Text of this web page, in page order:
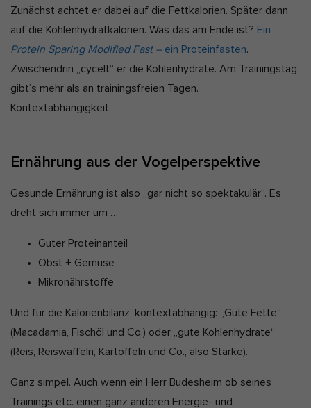
Zunächst achtet er dabei auf die Fettkalorien. Später dann
auf die Kohlenhydratkalorien. Was das am Ende ist? Ein
Protein Sparing Modified Fast – ein Proteinfasten.
Zwischendrin „cycelt“ er die Kohlenhydrate. Am Trainingstag
gibt’s mehr als an trainingsfreien Tagen.
Kontextabhängigkeit.
Ernährung aus der Vogelperspektive
Gesunde Ernährung ist also „gar nicht so spektakulär“. Es
dreht sich immer um …
Guter Proteinanteil
Obst + Gemüse
Mikronährstoffe
Und für die Kalorienbilanz, kontextabhängig: „Gute Fette“
(Macadamia, Fischöl und Co.) oder „gute Kohlenhydrate“
(Reis, Reiswaffeln, Kartoffeln und Co., also Stärke).
Ganz simpel. Auch wenn ein Herr Budesheim ob seines
Trainings etc. einen ganz anderen Energie- und